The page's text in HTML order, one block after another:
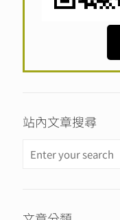
站內文章搜尋